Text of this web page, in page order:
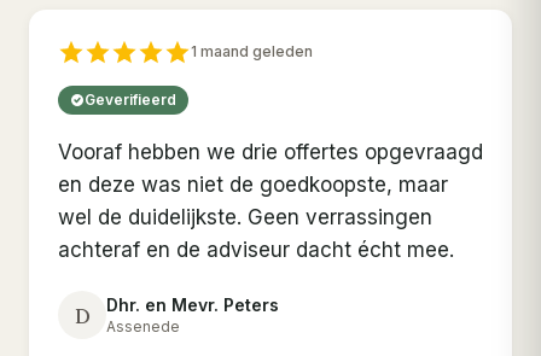
1 maand geleden
Geverifieerd
Vooraf hebben we drie offertes opgevraagd
en deze was niet de goedkoopste, maar
wel de duidelijkste. Geen verrassingen
achteraf en de adviseur dacht écht mee.
D Dhr. en Mevr. Peters
Assenede